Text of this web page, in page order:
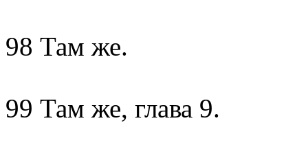
98 Там же.
99 Там же, глава 9.